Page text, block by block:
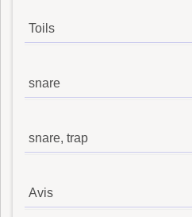
Toils
snare
snare, trap
Avis